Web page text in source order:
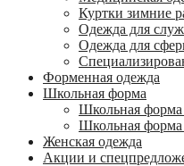
Куртки зимние
Одежда для
Одежда для
Форменная одежда
Школьная форма
Школьная форма
Школьная форма
Женская одежда
Акции и